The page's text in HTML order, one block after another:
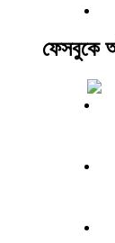
ফেসবুকে